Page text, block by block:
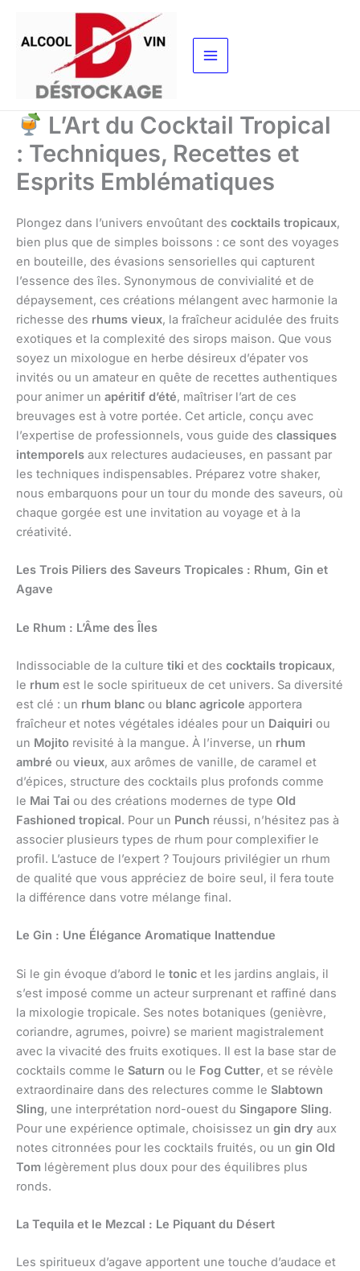
contenu
L’Art du Cocktail Tropical
: Techniques, Recettes et
Esprits Emblématiques
Plongez dans l’univers envoûtant des cocktails tropicaux,
bien plus que de simples boissons : ce sont des voyages
en bouteille, des évasions sensorielles qui capturent
l’essence des îles. Synonymous de convivialité et de
dépaysement, ces créations mélangent avec harmonie la
richesse des rhums vieux, la fraîcheur acidulée des fruits
exotiques et la complexité des sirops maison. Que vous
soyez un mixologue en herbe désireux d’épater vos
invités ou un amateur en quête de recettes authentiques
pour animer un apéritif d’été, maîtriser l’art de ces
breuvages est à votre portée. Cet article, conçu avec
l’expertise de professionnels, vous guide des classiques
intemporels aux relectures audacieuses, en passant par
les techniques indispensables. Préparez votre shaker,
nous embarquons pour un tour du monde des saveurs, où
chaque gorgée est une invitation au voyage et à la
créativité.
Les Trois Piliers des Saveurs Tropicales : Rhum, Gin et
Agave
Le Rhum : L’Âme des Îles
Indissociable de la culture tiki et des cocktails tropicaux,
le rhum est le socle spiritueux de cet univers. Sa diversité
est clé : un rhum blanc ou blanc agricole apportera
fraîcheur et notes végétales idéales pour un Daiquiri ou
un Mojito revisité à la mangue. À l’inverse, un rhum
ambré ou vieux, aux arômes de vanille, de caramel et
d’épices, structure des cocktails plus profonds comme
le Mai Tai ou des créations modernes de type Old
Fashioned tropical. Pour un Punch réussi, n’hésitez pas à
associer plusieurs types de rhum pour complexifier le
profil. L’astuce de l’expert ? Toujours privilégier un rhum
de qualité que vous appréciez de boire seul, il fera toute
la différence dans votre mélange final.
Le Gin : Une Élégance Aromatique Inattendue
Si le gin évoque d’abord le tonic et les jardins anglais, il
s’est imposé comme un acteur surprenant et raffiné dans
la mixologie tropicale. Ses notes botaniques (genièvre,
coriandre, agrumes, poivre) se marient magistralement
avec la vivacité des fruits exotiques. Il est la base star de
cocktails comme le Saturn ou le Fog Cutter, et se révèle
extraordinaire dans des relectures comme le Slabtown
Sling, une interprétation nord-ouest du Singapore Sling.
Pour une expérience optimale, choisissez un gin dry aux
notes citronnées pour les cocktails fruités, ou un gin Old
Tom légèrement plus doux pour des équilibres plus
ronds.
La Tequila et le Mezcal : Le Piquant du Désert
Les spiritueux d’agave apportent une touche d’audace et